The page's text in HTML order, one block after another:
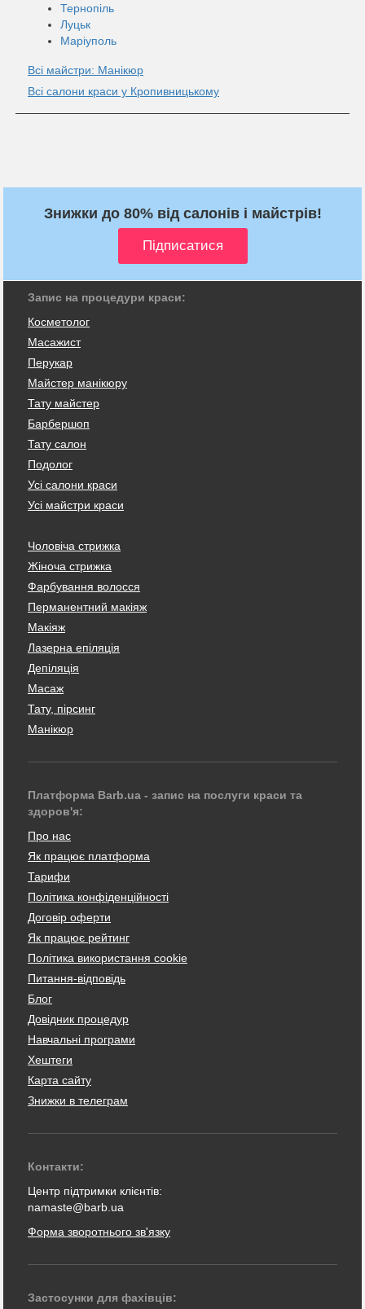
Тернопіль
Луцьк
Маріуполь
Всі майстри: Манікюр
Всі салони краси у Кропивницькому
Знижки до 80% від салонів і майстрів!
Запис на процедури краси:
Косметолог
Масажист
Перукар
Майстер манікюру
Тату майстер
Барбершоп
Тату салон
Подолог
Усі салони краси
Усі майстри краси
Чоловіча стрижка
Жіноча стрижка
Фарбування волосся
Перманентний макіяж
Макіяж
Лазерна епіляція
Депіляція
Масаж
Тату, пірсинг
Манікюр
Платформа Barb.ua - запис на послуги краси та
здоров'я:
Про нас
Як працює платформа
Тарифи
Політика конфіденційності
Договір оферти
Як працює рейтинг
Політика використання cookie
Питання-відповідь
Блог
Довідник процедур
Навчальні програми
Хештеги
Карта сайту
Знижки в телеграм
Контакти:
Центр підтримки клієнтів:
namaste@barb.ua
Форма зворотнього зв'язку
Застосунки для фахівців: